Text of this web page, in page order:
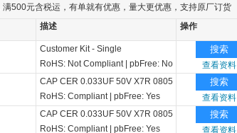
500元含税运，有单就有优惠，量大更优惠，支持原厂订货
描述 操作
Customer Kit - Single
RoHS: Not Compliant pbFree: No
搜索
查看资料
CAP CER 0.033UF 50V X7R 0805
RoHS: Compliant pbFree: Yes
搜索
查看资料
CAP CER 0.033UF 50V X7R 0805
RoHS: Compliant pbFree: Yes
搜索
查看资料